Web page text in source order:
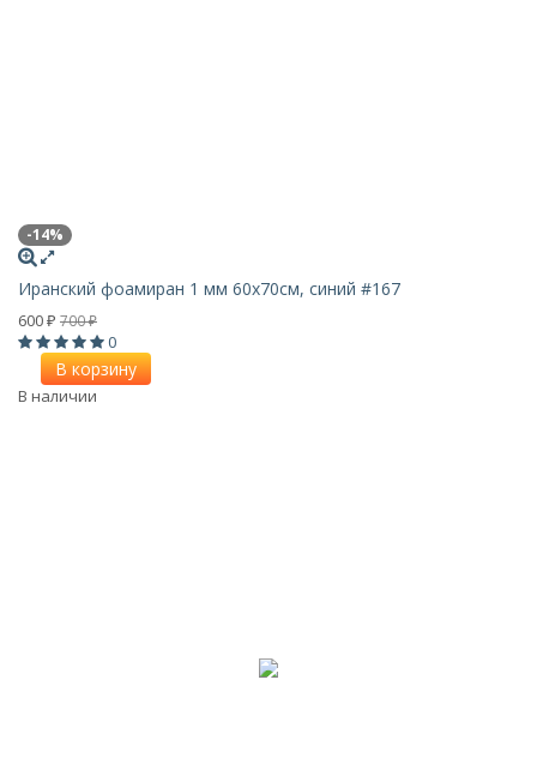
-14%
Иранский фоамиран 1 мм 60х70см, синий #167
600 ₽ 700₽
0
В корзину
В наличии